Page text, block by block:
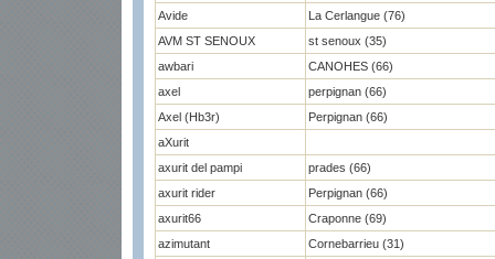
Avide
La Cerlangue (76)
AVM ST SENOUX
st senoux (35)
awbari
CANOHES (66)
axel
perpignan (66)
Axel (Hb3r)
Perpignan (66)
aXurit
axurit del pampi
prades (66)
axurit rider
Perpignan (66)
axurit66
Craponne (69)
azimutant
Cornebarrieu (31)